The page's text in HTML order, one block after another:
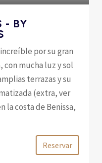
- BY
por su gran
con mucha luz y sol
terrazas y su
(extra, ver
la costa de Benissa,
Reservar